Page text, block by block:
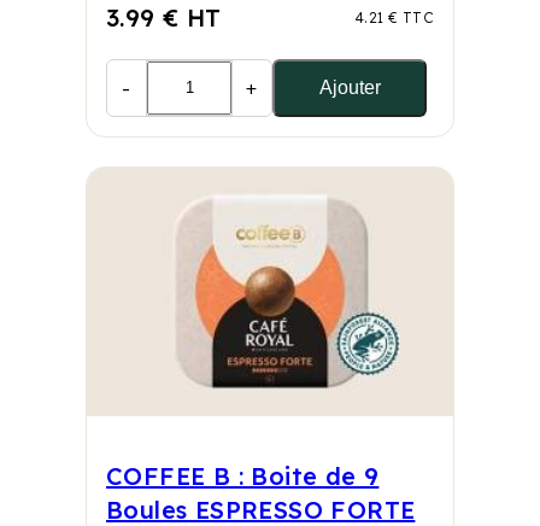
3.99 € HT 4.21 € TTC
- + Ajouter
COFFEE B : Boite de 9
Boules ESPRESSO FORTE